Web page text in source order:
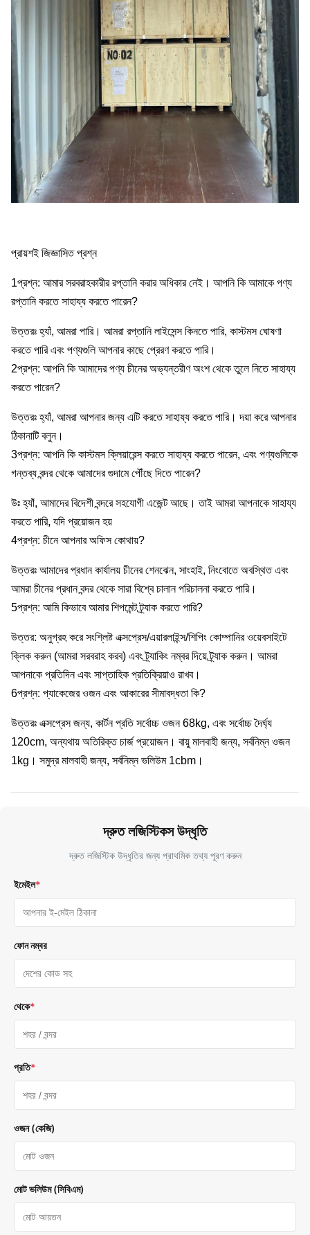
প্রায়শই জিজ্ঞাসিত প্রশ্ন
1প্রশ্ন: আমার সরবরাহকারীর রপ্তানি করার অধিকার নেই। আপনি কি আমাকে পণ্য
রপ্তানি করতে সাহায্য করতে পারেন?
উত্তরঃ হ্যাঁ, আমরা পারি। আমরা রপ্তানি লাইসেন্স কিনতে পারি, কাস্টমস ঘোষণা
করতে পারি এবং পণ্যগুলি আপনার কাছে প্রেরণ করতে পারি।
2প্রশ্ন: আপনি কি আমাদের পণ্য চীনের অভ্যন্তরীণ অংশ থেকে তুলে নিতে সাহায্য
করতে পারেন?
উত্তরঃ হ্যাঁ, আমরা আপনার জন্য এটি করতে সাহায্য করতে পারি। দয়া করে আপনার
ঠিকানাটি বলুন।
3প্রশ্ন: আপনি কি কাস্টমস ক্লিয়ারেন্স করতে সাহায্য করতে পারেন, এবং পণ্যগুলিকে
গন্তব্য বন্দর থেকে আমাদের গুদামে পৌঁছে দিতে পারেন?
উঃ হ্যাঁ, আমাদের বিদেশী বন্দরে সহযোগী এজেন্ট আছে। তাই আমরা আপনাকে সাহায্য
করতে পারি, যদি প্রয়োজন হয়
4প্রশ্ন: চীনে আপনার অফিস কোথায়?
উত্তরঃ আমাদের প্রধান কার্যালয় চীনের শেনঝেন, সাংহাই, নিংবোতে অবস্থিত এবং
আমরা চীনের প্রধান বন্দর থেকে সারা বিশ্বে চালান পরিচালনা করতে পারি।
5প্রশ্ন: আমি কিভাবে আমার শিপমেন্ট ট্র্যাক করতে পারি?
উত্তর: অনুগ্রহ করে সংশ্লিষ্ট এক্সপ্রেস/এয়ারলাইন্স/শিপিং কোম্পানির ওয়েবসাইটে
ক্লিক করুন (আমরা সরবরাহ করব) এবং ট্র্যাকিং নম্বর দিয়ে ট্র্যাক করুন। আমরা
আপনাকে প্রতিদিন এবং সাপ্তাহিক প্রতিক্রিয়াও রাখব।
6প্রশ্ন: প্যাকেজের ওজন এবং আকারের সীমাবদ্ধতা কি?
উত্তরঃ এক্সপ্রেস জন্য, কার্টন প্রতি সর্বোচ্চ ওজন 68kg, এবং সর্বোচ্চ দৈর্ঘ্য
120cm, অন্যথায় অতিরিক্ত চার্জ প্রয়োজন। বায়ু মালবাহী জন্য, সর্বনিম্ন ওজন
1kg। সমুদ্র মালবাহী জন্য, সর্বনিম্ন ভলিউম 1cbm।
দ্রুত লজিস্টিকস উদ্ধৃতি
দ্রুত লজিস্টিক উদ্ধৃতির জন্য প্রাথমিক তথ্য পূরণ করুন
ইমেইল*
ফোন নম্বর
থেকে*
প্রতি*
ওজন (কেজি)
মোট ভলিউম (সিবিএম)